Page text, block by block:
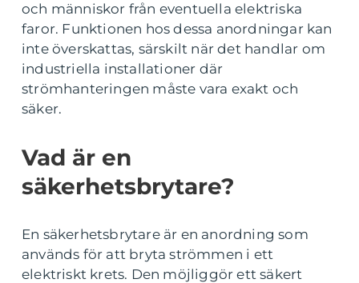
och människor från eventuella elektriska
faror. Funktionen hos dessa anordningar kan
inte överskattas, särskilt när det handlar om
industriella installationer där
strömhanteringen måste vara exakt och
säker.
Vad är en
säkerhetsbrytare?
En säkerhetsbrytare är en anordning som
används för att bryta strömmen i ett
elektriskt krets. Den möjliggör ett säkert